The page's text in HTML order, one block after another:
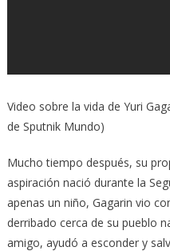
Video sobre la vida de Yuri
de Sputnik Mundo)
Mucho tiempo después, su
aspiración nació durante la
apenas un niño, Gagarin vio
derribado cerca de su pueblo
amigo, ayudó a esconder y